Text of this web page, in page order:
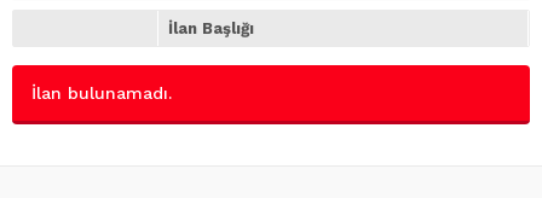
İlan Başlığı
İlan bulunamadı.